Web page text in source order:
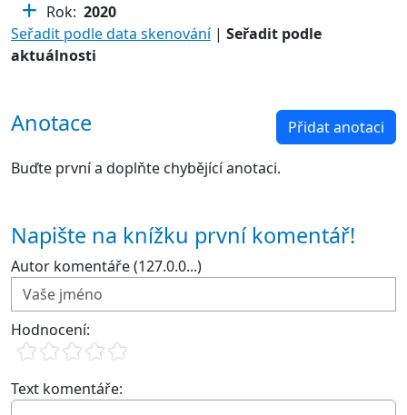
Rok: 2020
Seřadit podle data skenování| Seřadit podle
aktuálnosti
Anotace Přidat anotaci
Buďte první a doplňte chybějící anotaci.
Napište na knížku první komentář!
Autor komentáře (127.0.0...)
Hodnocení:
Text komentáře: